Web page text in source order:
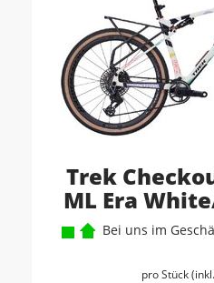
Trek
ML Era
Bei uns im
pro Stück